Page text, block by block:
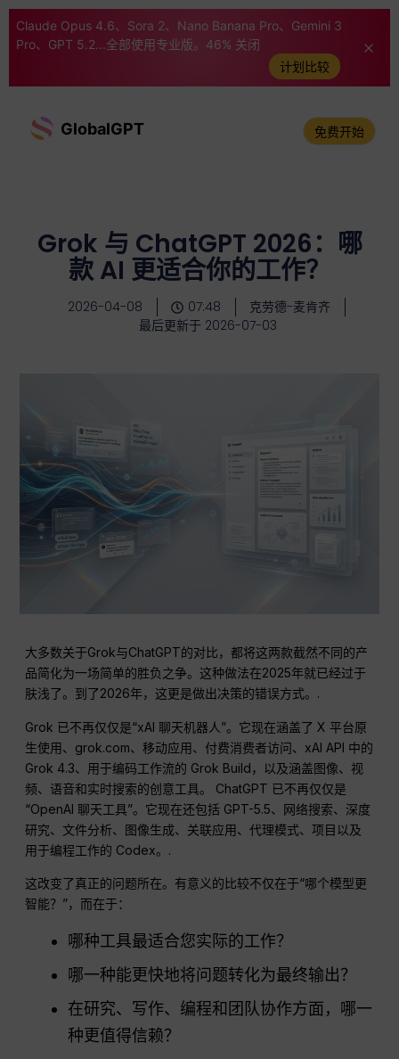
Claude Opus 4.6、Sora 2、Nano Banana Pro、Gemini 3
Pro、GPT 5.2...全部使用专业版。46% 关闭
计划比较
GlobalGPT 免费开始
Grok 与 ChatGPT 2026：哪
款 AI 更适合你的工作？
2026-04-08 07:48
克劳德-麦肯齐
最后更新于 2026-07-03
大多数关于Grok与ChatGPT的对比，都将这两款截然不同的产
品简化为一场简单的胜负之争。这种做法在2025年就已经过于
肤浅了。到了2026年，这更是做出决策的错误方式。.
Grok 已不再仅仅是“xAI 聊天机器人”。它现在涵盖了 X 平台原
生使用、grok.com、移动应用、付费消费者访问、xAI API 中的
Grok 4.3、用于编码工作流的 Grok Build，以及涵盖图像、视
频、语音和实时搜索的创意工具。 ChatGPT 已不再仅仅是
“OpenAI 聊天工具”。它现在还包括 GPT-5.5、网络搜索、深度
研究、文件分析、图像生成、关联应用、代理模式、项目以及
用于编程工作的 Codex。.
这改变了真正的问题所在。有意义的比较不仅在于“哪个模型更
智能？”，而在于：
哪种工具最适合您实际的工作？
哪一种能更快地将问题转化为最终输出？
在研究、写作、编程和团队协作方面，哪一
种更值得信赖？